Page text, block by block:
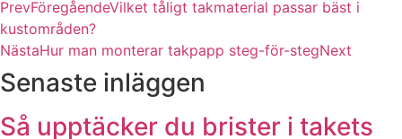
PrevFöregåendeVilket tåligt takmaterial passar bäst i
kustområden?
NästaHur man monterar takpapp steg-för-stegNext
Senaste inläggen
Så upptäcker du brister i takets